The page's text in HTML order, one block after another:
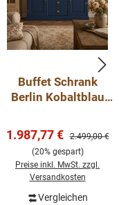
Buffet Schrank
Berlin Kobaltblau
Landhausstil
Verkaufspreis:
1.987,77 € Regulärer
2.499,00 €
(20% gespart)
Preise inkl. MwSt. zzgl.
Versandkosten
Vergleichen